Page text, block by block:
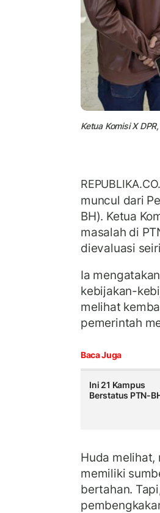
Ketua Komisi X
muncul dari
BH). Ketua
masalah di
dievaluasi
Ia
kebijakan-
melihat
pemerintah
Baca Juga
Ini 21 Kampus
Berstatus PTN-
Huda
memiliki
bertahan.